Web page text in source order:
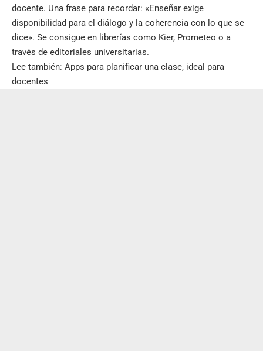
docente. Una frase para recordar: «Enseñar exige
disponibilidad para el diálogo y la coherencia con lo que se
dice». Se consigue en librerías como Kier, Prometeo o a
través de editoriales universitarias.
Lee también: Apps para planificar una clase, ideal para
docentes